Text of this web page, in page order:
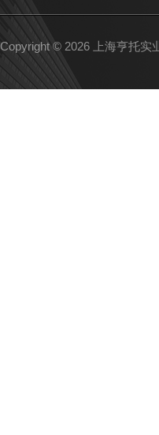
Copyright © 2026 上海亨托实